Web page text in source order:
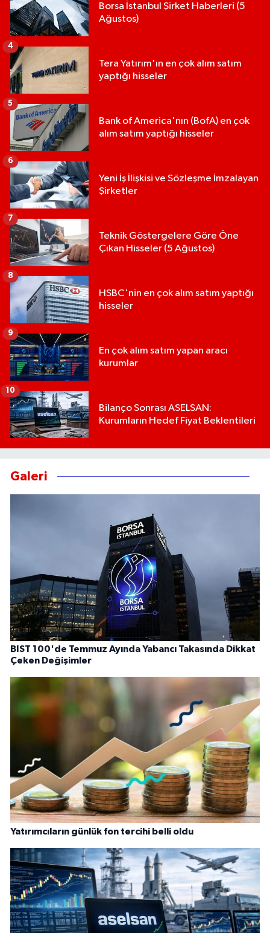
Borsa İstanbul Şirket Haberleri (5
Ağustos)
Tera Yatırım'ın en çok alım satım
yaptığı hisseler
4
Bank of America'nın (BofA) en çok
alım satım yaptığı hisseler
5
Yeni İş İlişkisi ve Sözleşme İmzalayan
Şirketler
6
Teknik Göstergelere Göre Öne
Çıkan Hisseler (5 Ağustos)
7
HSBC'nin en çok alım satım yaptığı
hisseler
8
En çok alım satım yapan aracı
kurumlar
9
Bilanço Sonrası ASELSAN:
Kurumların Hedef Fiyat Beklentileri
10
Galeri
BIST 100'de Temmuz Ayında Yabancı Takasında Dikkat
Çeken Değişimler
Yatırımcıların günlük fon tercihi belli oldu